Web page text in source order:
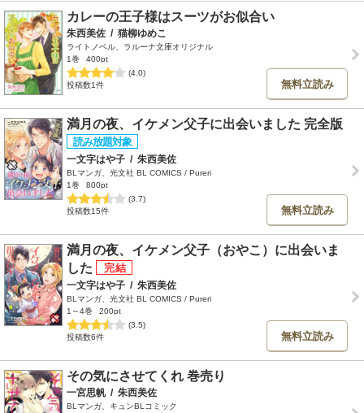
カレーの王子様はスーツがお似合い
朱西美佐 / 猫柳ゆめこ
ライトノベル、ラルーナ文庫オリジナル
1巻
400pt
(4.0)
投稿数1件
無料立読み
満月の夜、イケメン父子に出会いました 完全版
一文字はや子 / 朱西美佐
BLマンガ、光文社 BL COMICS / Pureri
1巻
800pt
(3.7)
投稿数15件
無料立読み
満月の夜、イケメン父子（おやこ）に出会いま
した
一文字はや子 / 朱西美佐
BLマンガ、光文社 BL COMICS / Pureri
1～4巻
200pt
(3.5)
投稿数6件
無料立読み
その気にさせてくれ 巻売り
一宮思帆 / 朱西美佐
BLマンガ、キュンBLコミック